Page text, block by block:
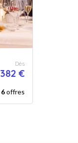
Dès
382 €
6offres